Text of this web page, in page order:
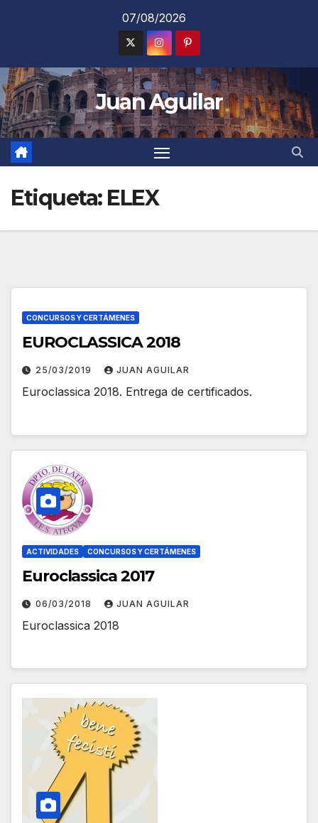
07/08/2026
Juan Aguilar
Etiqueta: ELEX
CONCURSOS Y CERTÁMENES
EUROCLASSICA 2018
25/03/2019 JUAN AGUILAR
Euroclassica 2018. Entrega de certificados.
ACTIVIDADES CONCURSOS Y CERTÁMENES
Euroclassica 2017
06/03/2018 JUAN AGUILAR
Euroclassica 2018